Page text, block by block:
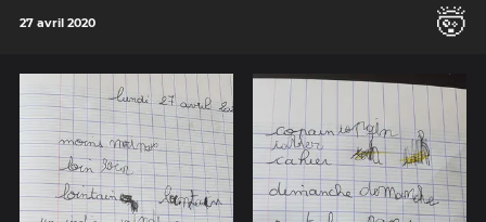
27 avril 2020 🤯